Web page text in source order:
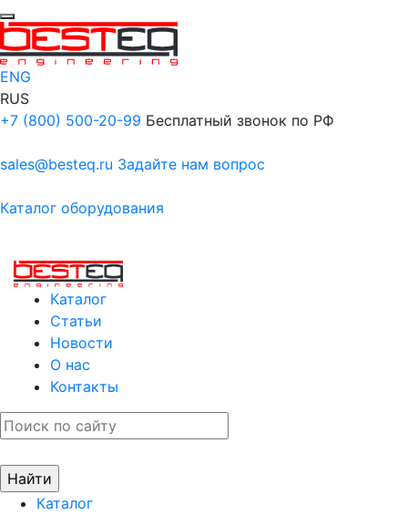
ENG
RUS
+7 (800) 500-20-99 Бесплатный звонок по РФ
sales@besteq.ru Задайте нам вопрос
Каталог оборудования
Каталог
Статьи
Новости
О нас
Контакты
Каталог